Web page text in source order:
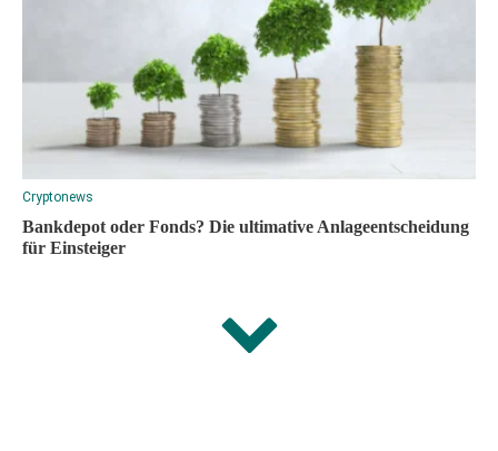
Cryptonews
Bankdepot oder Fonds? Die ultimative Anlageentscheidung
für Einsteiger